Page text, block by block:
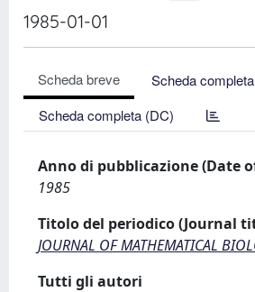
1985-01-01
Scheda breve
Scheda completa
Scheda completa (DC)
Anno di pubblicazione (Date
1985
Titolo del periodico (Journal
JOURNAL OF MATHEMATICAL
Tutti gli autori